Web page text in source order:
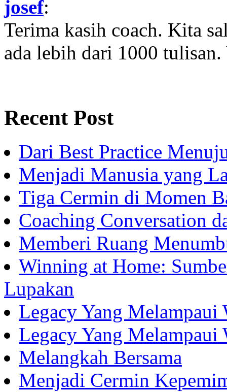
josef:
Terima kasih coach. Kita
ada lebih dari 1000 tulisan.
Recent Post
Dari Best Practice
Menjadi Manusia yang
Tiga Cermin di Momen
Coaching Conversation
Memberi Ruang
Winning at Home:
Lupakan
Legacy Yang Melampaui
Legacy Yang Melampaui
Melangkah Bersama
Menjadi Cermin